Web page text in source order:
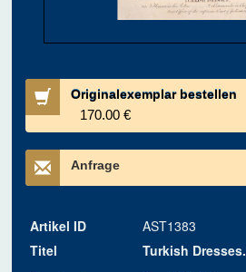
Originalexemplar bestellen
170.00 €
Anfrage
Artikel ID
AST1383
Titel
Turkish Dresses.